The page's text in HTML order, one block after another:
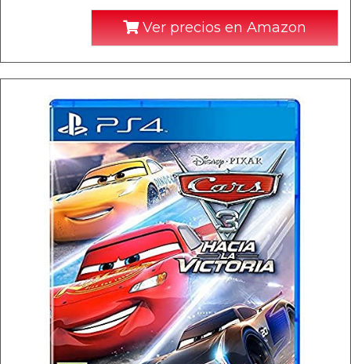
Ver precios en Amazon